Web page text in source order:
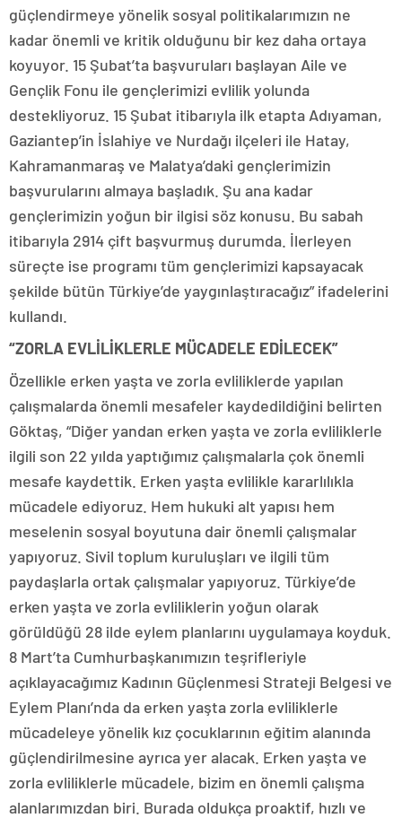
güçlendirmeye yönelik sosyal politikalarımızın ne
kadar önemli ve kritik olduğunu bir kez daha ortaya
koyuyor. 15 Şubat’ta başvuruları başlayan Aile ve
Gençlik Fonu ile gençlerimizi evlilik yolunda
destekliyoruz. 15 Şubat itibarıyla ilk etapta Adıyaman,
Gaziantep’in İslahiye ve Nurdağı ilçeleri ile Hatay,
Kahramanmaraş ve Malatya’daki gençlerimizin
başvurularını almaya başladık. Şu ana kadar
gençlerimizin yoğun bir ilgisi söz konusu. Bu sabah
itibarıyla 2914 çift başvurmuş durumda. İlerleyen
süreçte ise programı tüm gençlerimizi kapsayacak
şekilde bütün Türkiye’de yaygınlaştıracağız” ifadelerini
kullandı.
“ZORLA EVLİLİKLERLE MÜCADELE EDİLECEK”
Özellikle erken yaşta ve zorla evliliklerde yapılan
çalışmalarda önemli mesafeler kaydedildiğini belirten
Göktaş, “Diğer yandan erken yaşta ve zorla evliliklerle
ilgili son 22 yılda yaptığımız çalışmalarla çok önemli
mesafe kaydettik. Erken yaşta evlilikle kararlılıkla
mücadele ediyoruz. Hem hukuki alt yapısı hem
meselenin sosyal boyutuna dair önemli çalışmalar
yapıyoruz. Sivil toplum kuruluşları ve ilgili tüm
paydaşlarla ortak çalışmalar yapıyoruz. Türkiye’de
erken yaşta ve zorla evliliklerin yoğun olarak
görüldüğü 28 ilde eylem planlarını uygulamaya koyduk.
8 Mart’ta Cumhurbaşkanımızın teşrifleriyle
açıklayacağımız Kadının Güçlenmesi Strateji Belgesi ve
Eylem Planı’nda da erken yaşta zorla evliliklerle
mücadeleye yönelik kız çocuklarının eğitim alanında
güçlendirilmesine ayrıca yer alacak. Erken yaşta ve
zorla evliliklerle mücadele, bizim en önemli çalışma
alanlarımızdan biri. Burada oldukça proaktif, hızlı ve